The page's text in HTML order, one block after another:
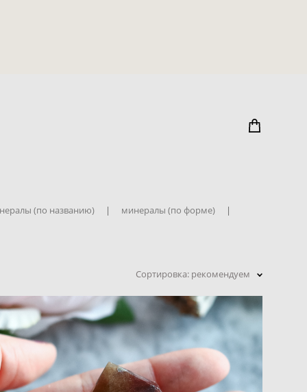
(по названию) | минералы (по форме) |
Сортировка: рекомендуем